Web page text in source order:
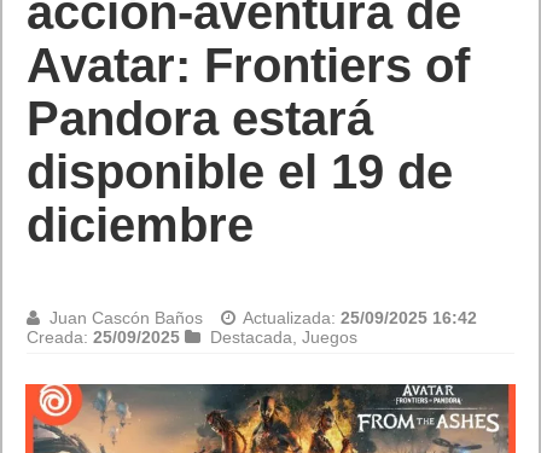
acción-aventura de
Avatar: Frontiers of
Pandora estará
disponible el 19 de
diciembre
Juan Cascón Baños Actualizada:25/09/2025 16:42
Creada:25/09/2025 Destacada ,Juegos